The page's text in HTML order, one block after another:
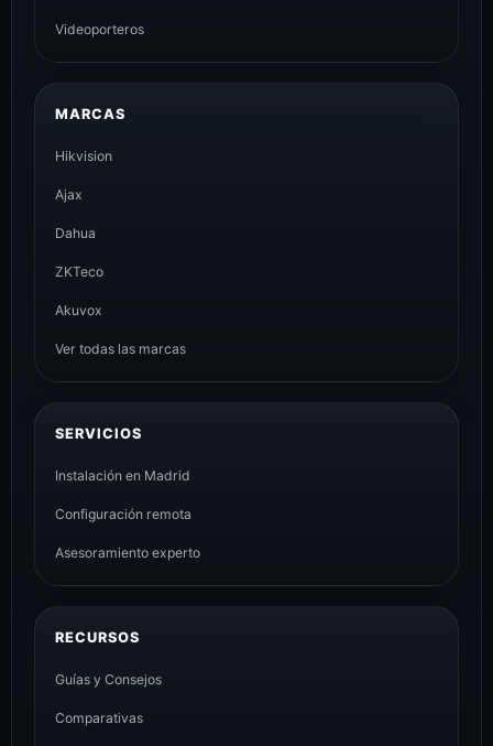
Videoporteros
MARCAS
Hikvision
Ajax
Dahua
ZKTeco
Akuvox
Ver todas las marcas
SERVICIOS
Instalación en Madrid
Configuración remota
Asesoramiento experto
RECURSOS
Guías y Consejos
Comparativas